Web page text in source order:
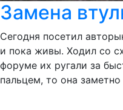
Замена
Сегодня посетил
и пока живы. Ходил со
форуме их ругали за
пальцем, то она